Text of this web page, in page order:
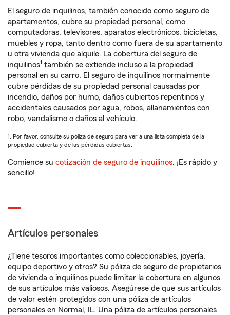
El seguro de inquilinos, también conocido como seguro de
apartamentos, cubre su propiedad personal, como
computadoras, televisores, aparatos electrónicos, bicicletas,
muebles y ropa, tanto dentro como fuera de su apartamento
u otra vivienda que alquile. La cobertura del seguro de
inquilinos1 también se extiende incluso a la propiedad
personal en su carro. El seguro de inquilinos normalmente
cubre pérdidas de su propiedad personal causadas por
incendio, daños por humo, daños cubiertos repentinos y
accidentales causados por agua, robos, allanamientos con
robo, vandalismo o daños al vehículo.
1. Por favor, consulte su póliza de seguro para ver a una lista completa de la
propiedad cubierta y de las pérdidas cubiertas.
Comience su cotización de seguro de inquilinos. ¡Es rápido y
sencillo!
Artículos personales
¿Tiene tesoros importantes como coleccionables, joyería,
equipo deportivo y otros? Su póliza de seguro de propietarios
de vivienda o inquilinos puede limitar la cobertura en algunos
de sus artículos más valiosos. Asegúrese de que sus artículos
de valor estén protegidos con una póliza de artículos
personales en Normal, IL. Una póliza de artículos personales